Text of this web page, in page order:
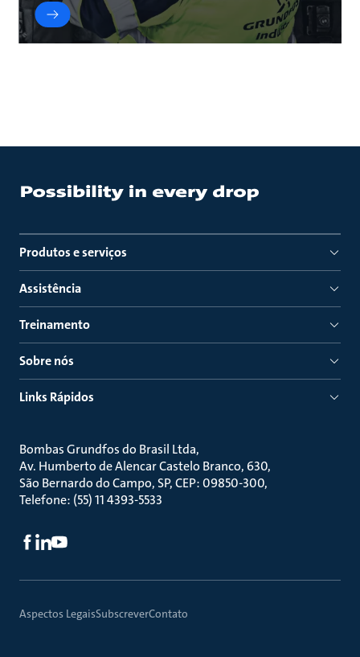
Produtos e serviços
Assistência
Treinamento
Sobre nós
Links Rápidos
Bombas Grundfos do Brasil Ltda
Av. Humberto de Alencar Castelo Branco, 630
São Bernardo do Campo, SP, CEP: 09850-300
Telefone: (55) 11 4393-5533
Aspectos LegaisSubscreverContato